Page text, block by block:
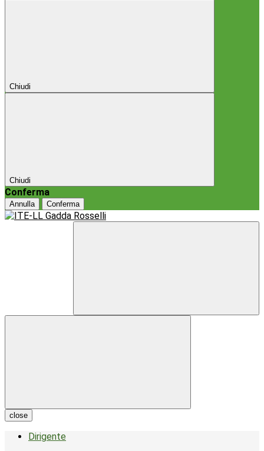
Chiudi
Chiudi
Conferma
Annulla Conferma
close
Dirigente